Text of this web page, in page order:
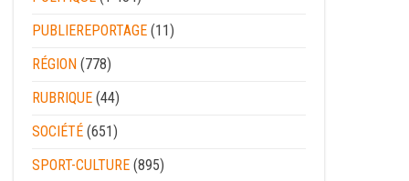
PUBLIEREPORTAGE (11)
RÉGION (778)
RUBRIQUE (44)
SOCIÉTÉ (651)
SPORT-CULTURE (895)